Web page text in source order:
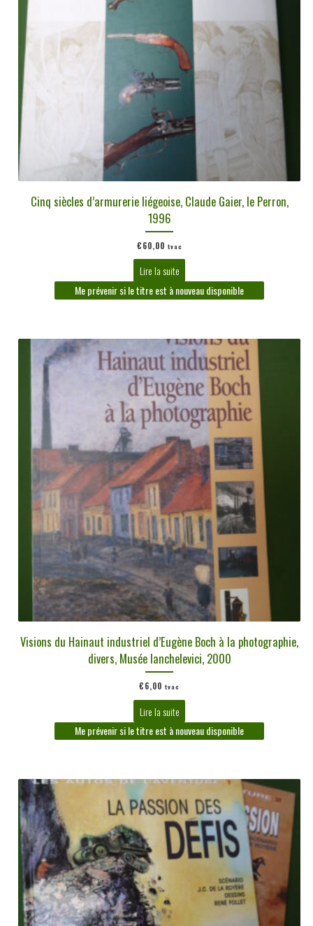
Cinq siècles d’armurerie liégeoise, Claude Gaier, le Perron,
1996
€60,00 tvac
Lire la suite
Me prévenir si le titre est à nouveau disponible
Visions du Hainaut industriel d’Eugène Boch à la photographie,
divers, Musée Ianchelevici, 2000
€6,00 tvac
Lire la suite
Me prévenir si le titre est à nouveau disponible